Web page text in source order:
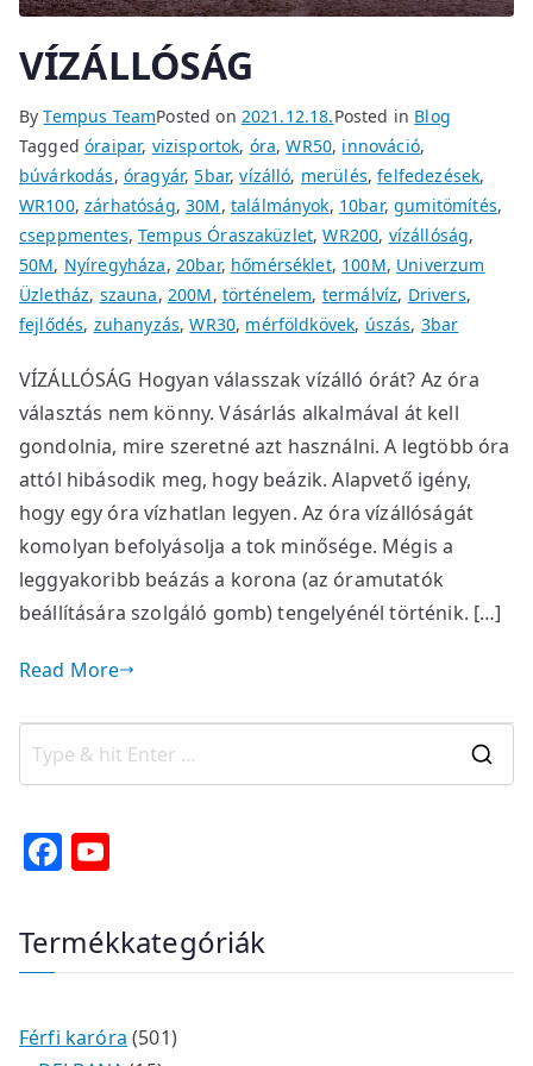
VÍZÁLLÓSÁG
ByTempus TeamPosted on 2021.12.18.Posted in Blog
Taggedóraipar, vizisportok, óra,WR50, innováció,
búvárkodás, óragyár,5bar,vízálló, merülés,felfedezések,
WR100,zárhatóság,30M, találmányok, 10bar,gumitömítés,
cseppmentes,Tempus Óraszaküzlet,WR200, vízállóság,
50M, Nyíregyháza, 20bar, hőmérséklet, 100M, Univerzum
Üzletház, szauna, 200M, történelem, termálvíz, Drivers,
fejlődés, zuhanyzás,WR30, mérföldkövek, úszás, 3bar
VÍZÁLLÓSÁG Hogyan válasszak vízálló órát? Az óra
választás nem könny. Vásárlás alkalmával át kell
gondolnia, mire szeretné azt használni. A legtöbb óra
attól hibásodik meg, hogy beázik. Alapvető igény,
hogy egy óra vízhatlan legyen. Az óra vízállóságát
komolyan befolyásolja a tok minősége. Mégis a
leggyakoribb beázás a korona (az óramutatók
beállítására szolgáló gomb) tengelyénél történik. […]
Read More
f
F
c
e
o
u
T
b
Termékkategóriák
Férfi karóra 5015